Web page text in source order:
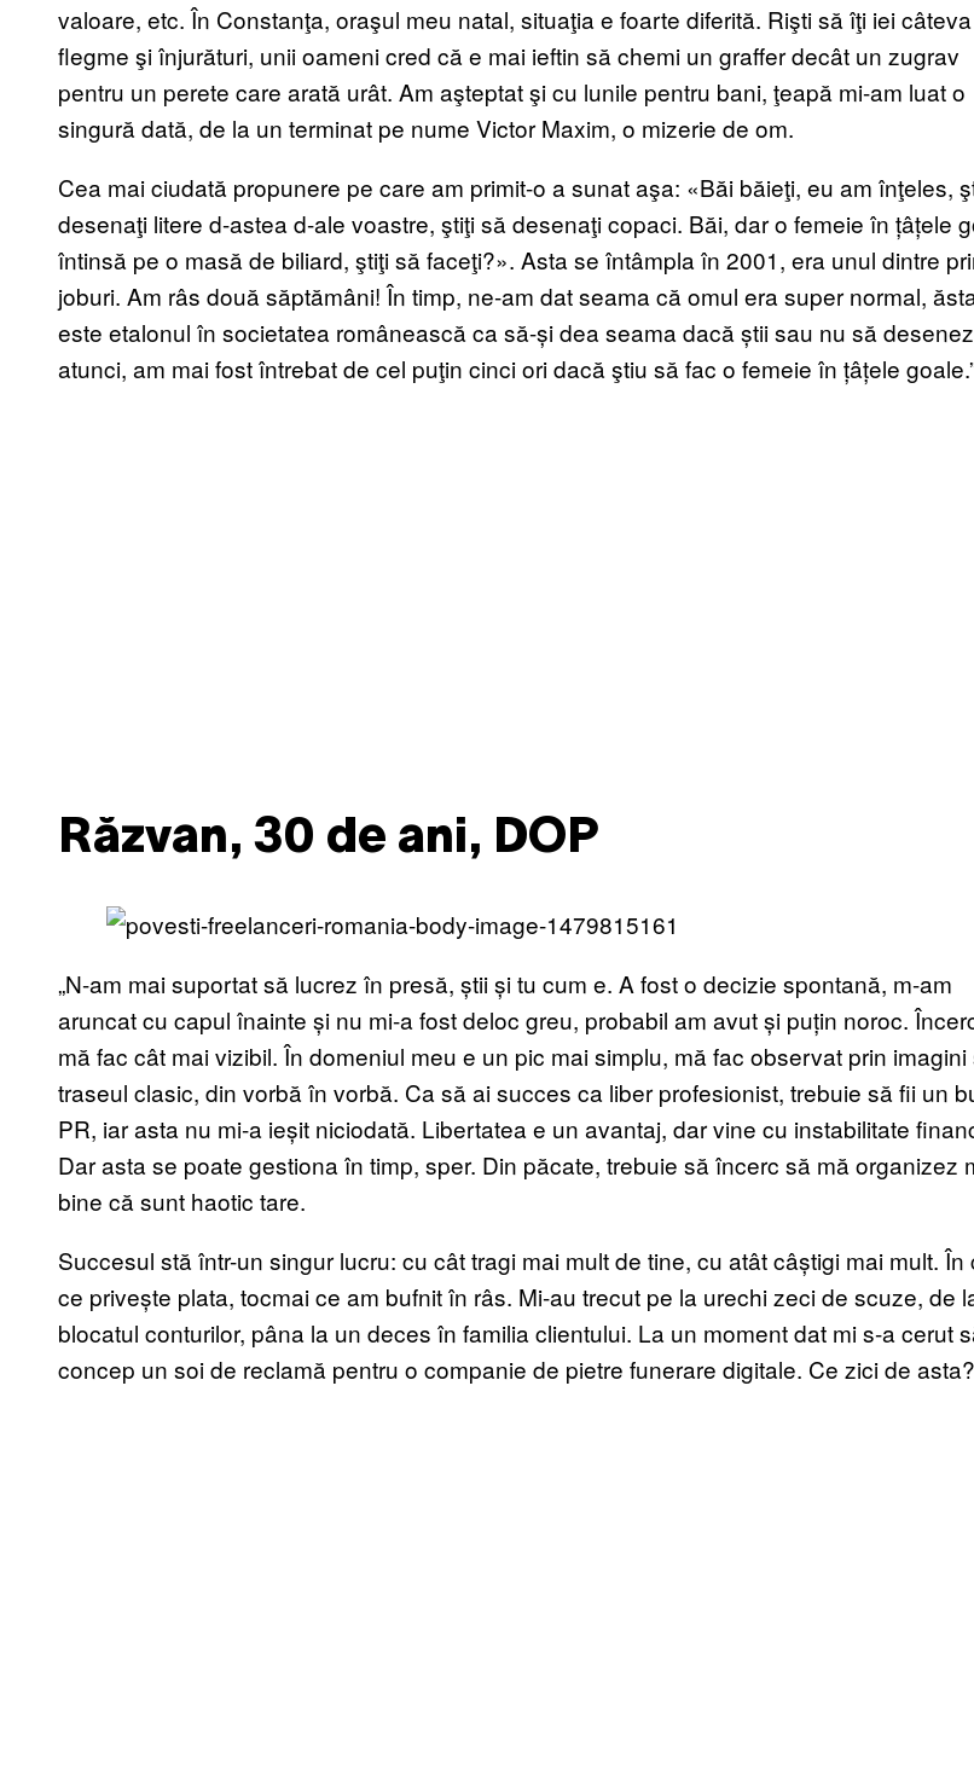
valoare, etc. În Constanţa, oraşul meu natal, situaţia e foarte diferită. Rişti să îţi iei câteva
flegme şi înjurături, unii oameni cred că e mai ieftin să chemi un graffer decât un zugrav
pentru un perete care arată urât. Am aşteptat şi cu lunile pentru bani, ţeapă mi-am luat o
singură dată, de la un terminat pe nume Victor Maxim, o mizerie de om.
Cea mai ciudată propunere pe care am primit-o a sunat aşa: «Băi băieţi, eu am înţeles,
desenaţi litere d-astea d-ale voastre, ştiţi să desenaţi copaci. Băi, dar o femeie în țâțele
întinsă pe o masă de biliard, ştiţi să faceţi?». Asta se întâmpla în 2001, era unul dintre
joburi. Am râs două săptămâni! În timp, ne-am dat seama că omul era super normal,
este etalonul în societatea românească ca să-și dea seama dacă știi sau nu să
atunci, am mai fost întrebat de cel puţin cinci ori dacă ştiu să fac o femeie în țâțele
Răzvan, 30 de ani, DOP
„N-am mai suportat să lucrez în presă, știi și tu cum e. A fost o decizie spontană, m-am
aruncat cu capul înainte și nu mi-a fost deloc greu, probabil am avut și puțin noroc.
mă fac cât mai vizibil. În domeniul meu e un pic mai simplu, mă fac observat prin imagini
traseul clasic, din vorbă în vorbă. Ca să ai succes ca liber profesionist, trebuie să fii un
PR, iar asta nu mi-a ieșit niciodată. Libertatea e un avantaj, dar vine cu instabilitate
Dar asta se poate gestiona în timp, sper. Din păcate, trebuie să încerc să mă organizez
bine că sunt haotic tare.
Succesul stă într-un singur lucru: cu cât tragi mai mult de tine, cu atât câștigi mai mult. În
ce privește plata, tocmai ce am bufnit în râs. Mi-au trecut pe la urechi zeci de scuze, de
blocatul conturilor, pâna la un deces în familia clientului. La un moment dat mi s-a cerut
concep un soi de reclamă pentru o companie de pietre funerare digitale. Ce zici de